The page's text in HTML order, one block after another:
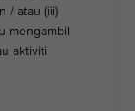
/ atau (iii)
mengambil
aktiviti